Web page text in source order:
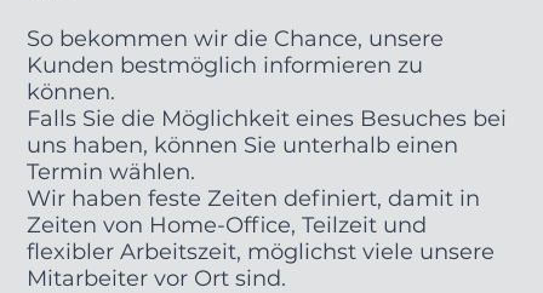
So bekommen wir die Chance, unsere
Kunden bestmöglich informieren zu
können.
Falls Sie die Möglichkeit eines Besuches bei
uns haben, können Sie unterhalb einen
Termin wählen.
Wir haben feste Zeiten definiert, damit in
Zeiten von Home-Office, Teilzeit und
flexibler Arbeitszeit, möglichst viele unsere
Mitarbeiter vor Ort sind.